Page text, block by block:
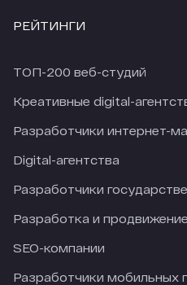
РЕЙТИНГИ
ТОП-200 веб-студий
Креативные digital-
Разработчики интернет-
Digital-агентства
Разработчики
Разработка и
SEO-компании
Разработчики мобильных